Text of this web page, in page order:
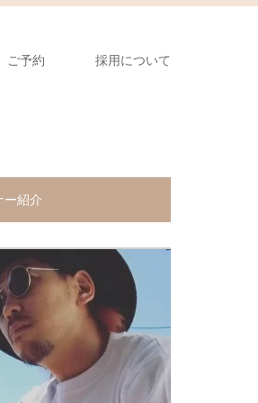
ご予約 採用について
ー紹介